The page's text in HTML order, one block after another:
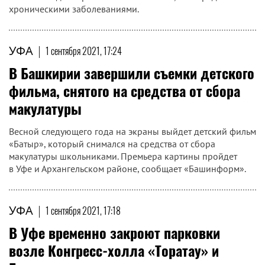
хроническими заболеваниями.
УФА | 1 сентября 2021, 17:24
В Башкирии завершили съемки детского
фильма, снятого на средства от сбора
макулатуры
Весной следующего года на экраны выйдет детский фильм
«Батыр», который снимался на средства от сбора
макулатуры школьниками. Премьера картины пройдет
в Уфе и Архангельском районе, сообщает «Башинформ».
УФА | 1 сентября 2021, 17:18
В Уфе временно закроют парковки
возле Конгресс-холла «Торатау» и